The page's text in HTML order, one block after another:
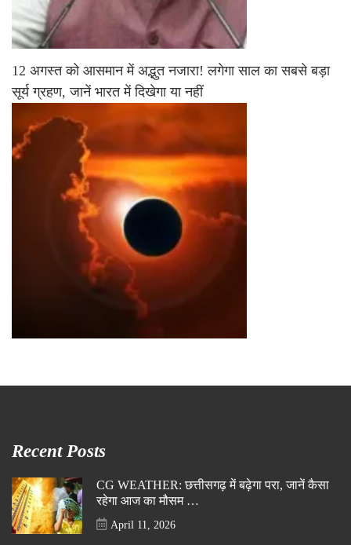
12 अगस्त को आसमान में अद्भुत नजारा! लगेगा साल का सबसे बड़ा
सूर्य ग्रहण, जानें भारत में दिखेगा या नहीं
Recent Posts
CG WEATHER: छत्तीसगढ़ में बढ़ेगा परा, जानें कैसा
रहेगा आज का मौसम …
April 11, 2026